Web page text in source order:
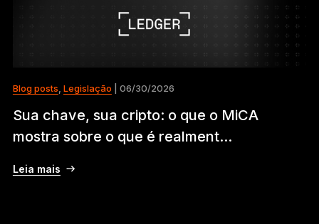
Blog posts, Legislação | 06/30/2026
Sua chave, sua cripto: o que o MiCA
mostra sobre o que é realment...
Leia mais